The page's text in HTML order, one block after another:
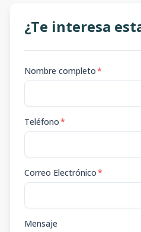
¿Te interesa
Nombre completo*
Teléfono*
Correo Electrónico*
Mensaje